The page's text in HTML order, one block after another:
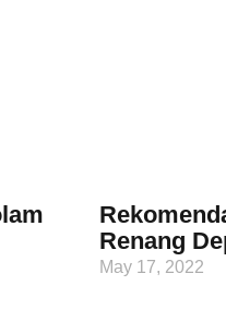
Renang
May 17, 2022